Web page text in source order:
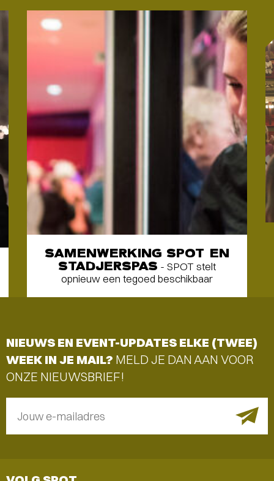
SAMENWERKING SPOT EN
STADJERSPAS - SPOT stelt
opnieuw een tegoed beschikbaar
NIEUWS EN EVENT-UPDATES ELKE (TWEE)
WEEK IN JE MAIL? MELD JE DAN AAN VOOR
ONZE NIEUWSBRIEF!
Jouw e-mailadres